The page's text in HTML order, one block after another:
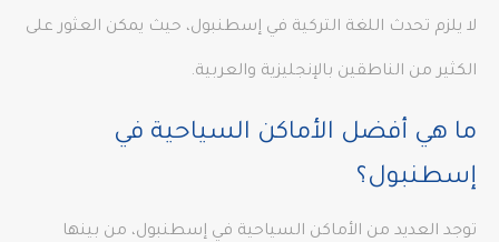
لا يلزم تحدث اللغة التركية في إسطنبول، حيث يمكن العثور على
الكثير من الناطقين بالإنجليزية والعربية.
ما هي أفضل الأماكن السياحية في
إسطنبول؟
توجد العديد من الأماكن السياحية في إسطنبول، من بينها